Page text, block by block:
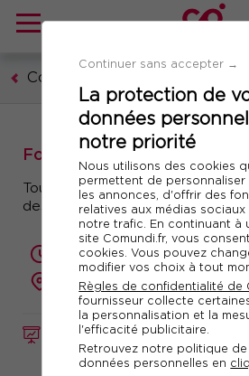
Continuer sans accepter →
La protection de
données
notre priorité
Nous utilisons des cookies
permettent de
les annonces, d'offrir des
relatives aux médias
notre trafic. En continuant à
site Comundi.fr, vous
cookies. Vous pouvez
modifier vos choix à tout
Règles de confidentialité de
fournisseur collecte
la personnalisation et la
l'efficacité publicitaire.
Retrouvez notre politique
données personnelles en
Communication, marketing,
FORMATION Réf. 10859
Télécharger le
Formation : Plans de
Toutes les étapes de la
des résultats
2 jours (14 heures)
présentiel ou à distance